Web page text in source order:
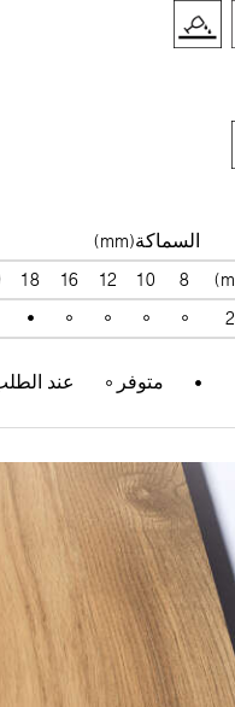
السماكة(mm)
8
10
12
16
18
19
متوفر عند الطلب